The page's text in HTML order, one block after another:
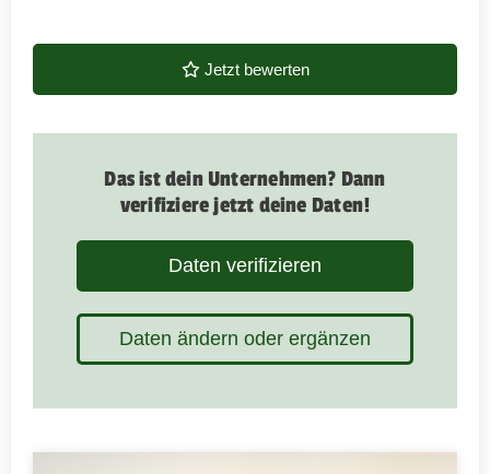
Jetzt bewerten
Das ist dein Unternehmen? Dann
verifiziere jetzt deine Daten!
Daten verifizieren
Daten ändern oder ergänzen